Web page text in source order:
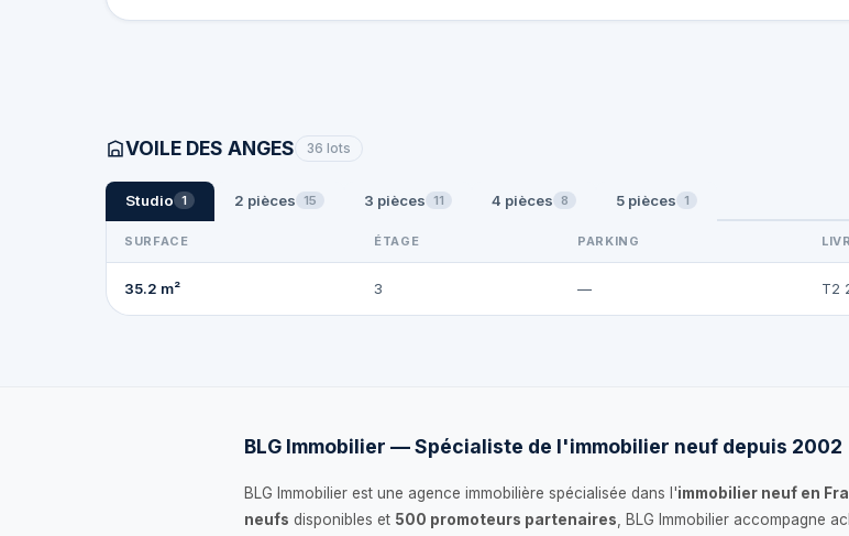
VOILE DES ANGES 36 lots
Studio 1 2 pièces 15 3 pièces 11 4 pièces 8 5 pièces 1
SURFACE ÉTAGE PARKING
35.2 m² 3 — T2
BLG Immobilier — Spécialiste de l'immobilier neuf depuis 2002
BLG Immobilier est une agence immobilière spécialisée dans l'immobilier neuf en
neufs disponibles et 500 promoteurs partenaires , BLG Immobilier accompagne